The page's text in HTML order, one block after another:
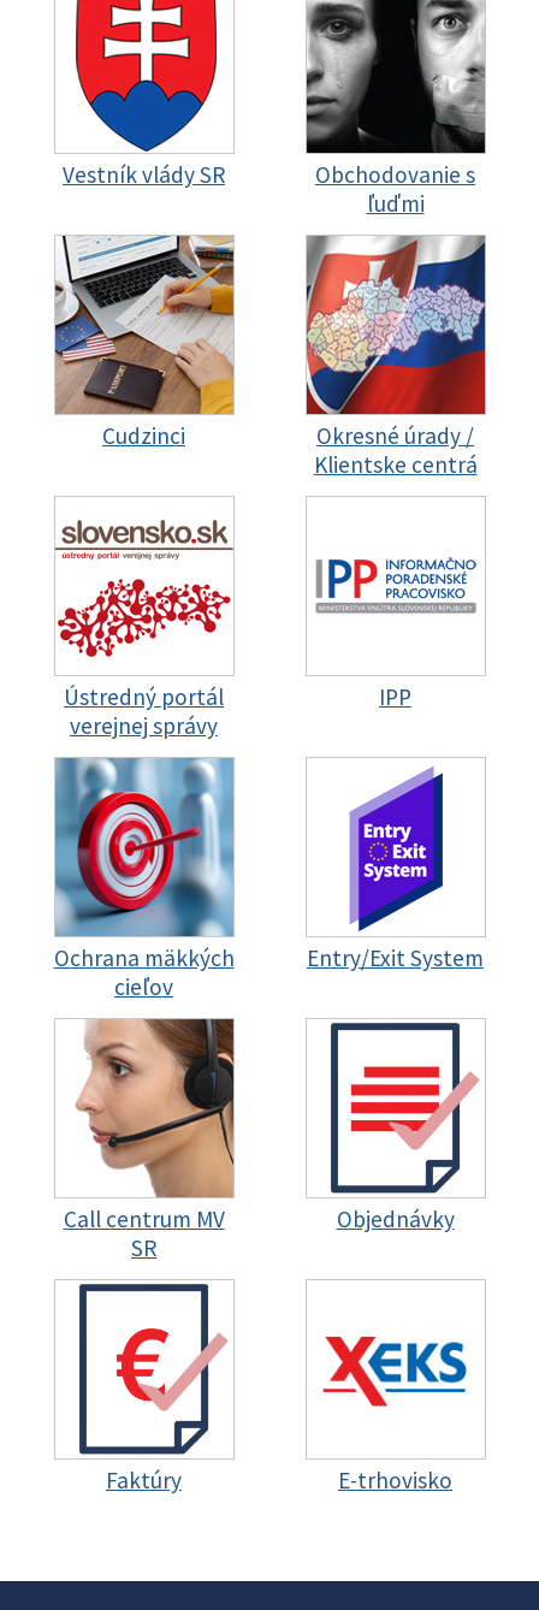
Vestník vlády SR
Obchodovanie s
ľuďmi
Cudzinci
Okresné úrady /
Klientske centrá
Ústredný portál
verejnej správy
IPP
Ochrana mäkkých
cieľov
Entry/Exit System
Call centrum MV
SR
Objednávky
Faktúry E-trhovisko